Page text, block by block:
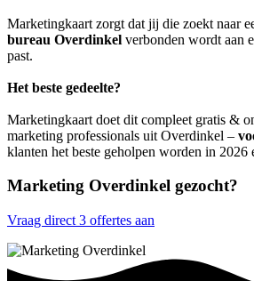
Marketingkaart zorgt dat jij die zoekt naar
bureau Overdinkel verbonden wordt aan
past.
Het beste gedeelte?
Marketingkaart doet dit compleet gratis &
marketing professionals uit Overdinkel –
klanten het beste geholpen worden in 2026
Marketing Overdinkel gezocht?
Vraag direct 3 offertes aan